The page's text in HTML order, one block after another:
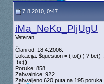
7.8.2010, 0:47
iMa_NeKo_PljUgU
Veteran
Član od: 18.4.2006.
Lokacija: $question = ( to() ) ? be() :
!be();
Poruke: 858
Zahvalnice: 922
Zahvaljeno 620 puta na 195 poruka